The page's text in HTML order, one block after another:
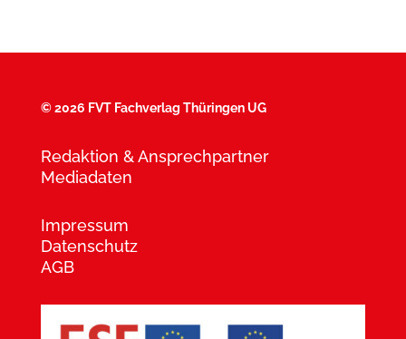
©2026 FVT Fachverlag Thüringen UG
Redaktion & Ansprechpartner
Mediadaten
Impressum
Datenschutz
AGB